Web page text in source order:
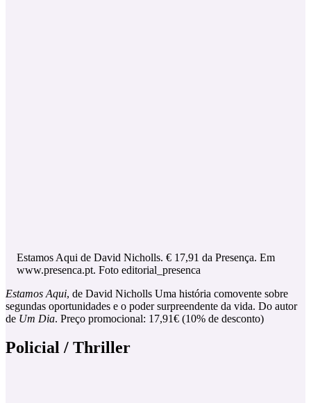
Estamos Aqui de David Nicholls. € 17,91 da Presença. Em
www.presenca.pt. Foto editorial_presenca
Estamos Aqui, de David Nicholls Uma história comovente sobre
segundas oportunidades e o poder surpreendente da vida. Do autor
de Um Dia. Preço promocional: 17,91€ (10% de desconto)
Policial / Thriller